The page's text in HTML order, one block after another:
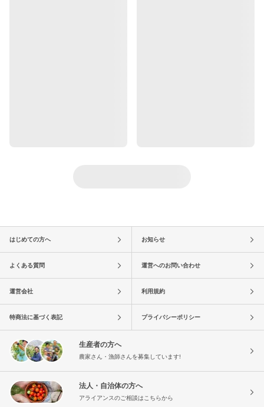
はじめての方へ お知らせ
よくある質問 運営へのお問い合わせ
運営会社 利用規約
特商法に基づく表記 プライバシーポリシー
生産者の方へ
農家さん・漁師さんを募集しています!
法人・自治体の方へ
アライアンスのご相談はこちらから